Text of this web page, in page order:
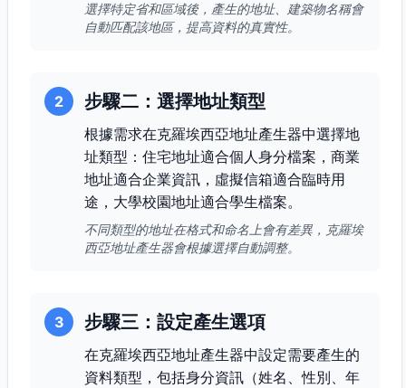
選擇特定省和區域後，產生的地址、建築物名稱會
自動匹配該地區，提高資料的真實性。
2 步驟二：選擇地址類型
根據需求在克羅埃西亞地址產生器中選擇地
址類型：住宅地址適合個人身分檔案，商業
地址適合企業資訊，虛擬信箱適合臨時用
途，大學校園地址適合學生檔案。
不同類型的地址在格式和命名上會有差異，克羅埃
西亞地址產生器會根據選擇自動調整。
3 步驟三：設定產生選項
在克羅埃西亞地址產生器中設定需要產生的
資料類型，包括身分資訊（姓名、性別、年